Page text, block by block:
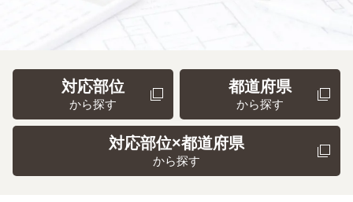
対応部位
から探す
都道府県
から探す
対応部位×都道府県
から探す